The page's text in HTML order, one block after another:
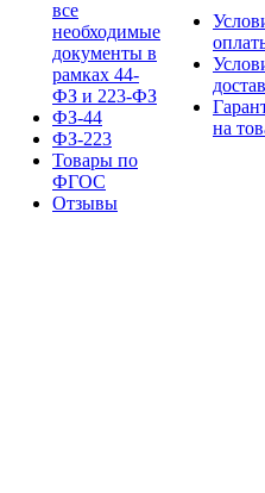
все
необходимые
документы в
рамках 44-
ФЗ и 223-ФЗ
ФЗ-44
ФЗ-223
Товары по
ФГОС
Отзывы
на